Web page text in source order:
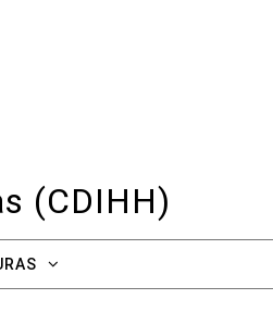
(CDIHH)